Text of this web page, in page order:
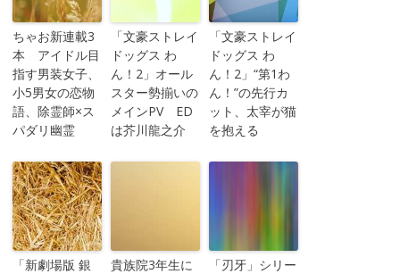
ちゃお新連載3
本 アイドル目
指す男装女子、
小5男女の恋物
語、除霊師×ス
パダリ幽霊
「文豪ストレイ
ドッグス わ
ん！2」オール
スター勢揃いの
メインPV ED
は芥川龍之介
「文豪ストレイ
ドッグス わ
ん！2」“第1わ
ん！”の先行カ
ット、太宰が猫
を抱える
「新劇場版 銀
貴族院3年生に
「刃牙」シリー